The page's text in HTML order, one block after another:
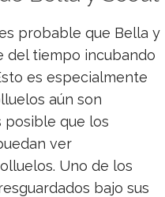
probable que Bella y
del tiempo incubando
es especialmente
aún son
posible que los
ver
Uno de los
bajo sus